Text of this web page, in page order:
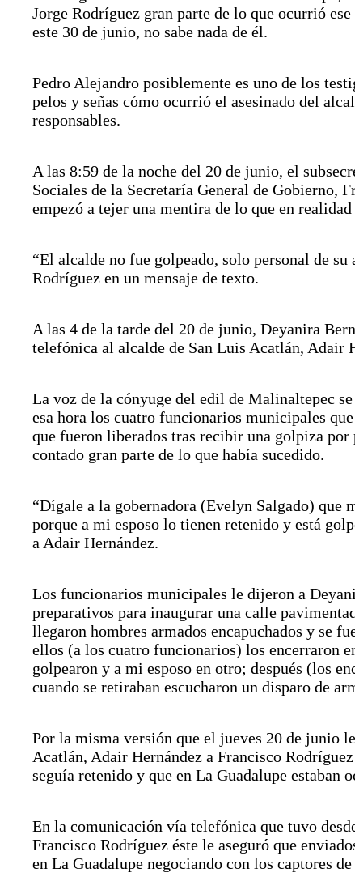
Jorge Rodríguez gran parte de lo que ocurrió
este 30 de junio, no sabe nada de él.
Pedro Alejandro posiblemente es uno de los
pelos y señas cómo ocurrió el asesinado del
responsables.
A las 8:59 de la noche del 20 de junio, el
Sociales de la Secretaría General de Gobierno,
empezó a tejer una mentira de lo que en
“El alcalde no fue golpeado, solo personal de su
Rodríguez en un mensaje de texto.
A las 4 de la tarde del 20 de junio, Deyanira
telefónica al alcalde de San Luis Acatlán, Adair
La voz de la cónyuge del edil de Malinaltepec
esa hora los cuatro funcionarios municipales
que fueron liberados tras recibir una golpiza por
contado gran parte de lo que había sucedido.
“Dígale a la gobernadora (Evelyn Salgado) que
porque a mi esposo lo tienen retenido y está
a Adair Hernández.
Los funcionarios municipales le dijeron a
preparativos para inaugurar una calle
llegaron hombres armados encapuchados y se
ellos (a los cuatro funcionarios) los encerraron
golpearon y a mi esposo en otro; después (los
cuando se retiraban escucharon un disparo de
Por la misma versión que el jueves 20 de junio
Acatlán, Adair Hernández a Francisco
seguía retenido y que en La Guadalupe estaban
En la comunicación vía telefónica que tuvo
Francisco Rodríguez éste le aseguró que
en La Guadalupe negociando con los captores